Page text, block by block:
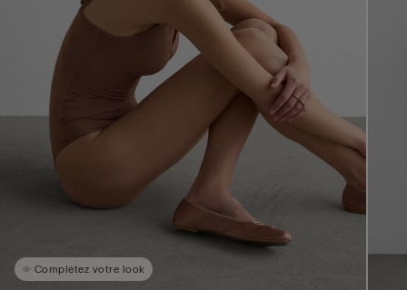
Complétez votre look